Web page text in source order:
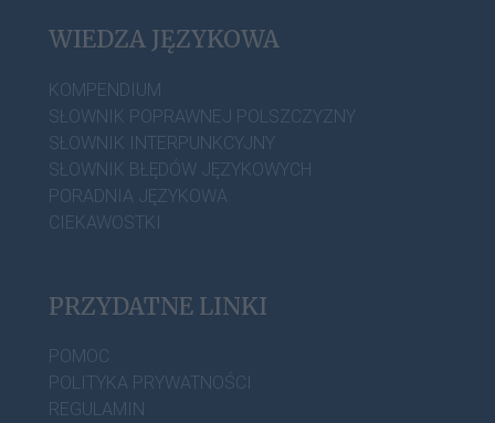
WIEDZA JĘZYKOWA
KOMPENDIUM
SŁOWNIK POPRAWNEJ POLSZCZYZNY
SŁOWNIK INTERPUNKCYJNY
SŁOWNIK BŁĘDÓW JĘZYKOWYCH
PORADNIA JĘZYKOWA
CIEKAWOSTKI
PRZYDATNE LINKI
POMOC
POLITYKA PRYWATNOŚCI
REGULAMIN